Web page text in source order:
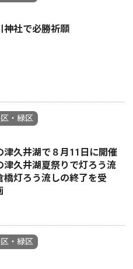
神社で必勝祈願
・緑区
津久井湖で８月11日に開催
津久井湖夏祭りで灯ろう流
灯ろう流しの終了を受
・緑区